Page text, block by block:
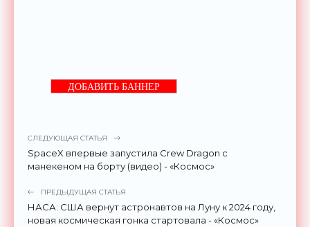
ДОБАВИТЬ БАННЕР
СЛЕДУЮЩАЯ СТАТЬЯ
SpaceX впервые запустила Crew Dragon с
манекеном на борту (видео) - «Космос»
ПРЕДЫДУЩАЯ СТАТЬЯ
НАСА: США вернут астронавтов на Луну к 2024 году,
новая космическая гонка стартовала - «Космос»